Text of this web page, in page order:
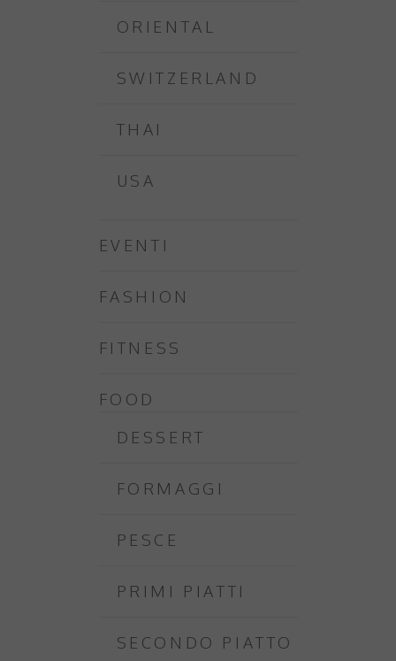
ORIENTAL
SWITZERLAND
THAI
USA
EVENTI
FASHION
FITNESS
FOOD
DESSERT
FORMAGGI
PESCE
PRIMI PIATTI
SECONDO PIATTO